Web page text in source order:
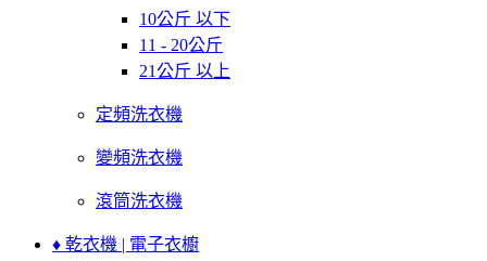
10公斤 以下
11 - 20公斤
21公斤 以上
定頻洗衣機
變頻洗衣機
滾筒洗衣機
♦ 乾衣機 | 電子衣櫥